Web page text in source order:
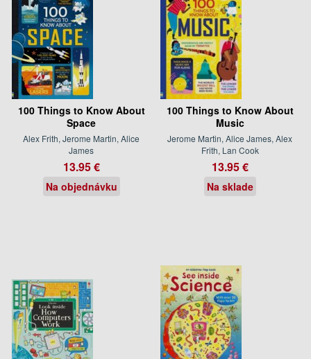
100 Things to Know About
Space
Alex Frith, Jerome Martin, Alice
James
13.95 €
Na objednávku
100 Things to Know About
Music
Jerome Martin, Alice James, Alex
Frith, Lan Cook
13.95 €
Na sklade